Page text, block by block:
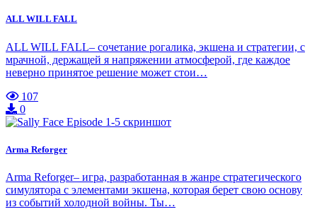
ALL WILL FALL
ALL WILL FALL– сочетание рогалика, экшена и стратегии, с
мрачной, держащей я напряжении атмосферой, где каждое
неверно принятое решение может стои…
107
0
Arma Reforger
Arma Reforger– игра, разработанная в жанре стратегического
симулятора с элементами экшена, которая берет свою основу
из событий холодной войны. Ты…